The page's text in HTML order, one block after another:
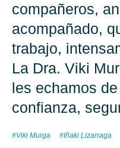
compañeros,
acompañado,
trabajo,
La Dra. Viki
les echamos
confianza,
#Viki Murga #Iñaki Lizarraga